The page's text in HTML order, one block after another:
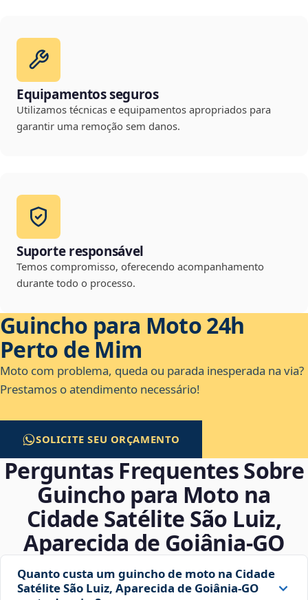
Equipamentos seguros
Utilizamos técnicas e equipamentos apropriados para
garantir uma remoção sem danos.
Suporte responsável
Temos compromisso, oferecendo acompanhamento
durante todo o processo.
Guincho para Moto 24h
Perto de Mim
Moto com problema, queda ou parada inesperada na via?
Prestamos o atendimento necessário!
SOLICITE SEU ORÇAMENTO
Perguntas Frequentes Sobre
Guincho para Moto na
Cidade Satélite São Luiz,
Aparecida de Goiânia‑GO
Quanto custa um guincho de moto na Cidade
Satélite São Luiz, Aparecida de Goiânia‑GO